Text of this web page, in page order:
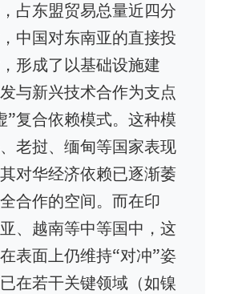
占东盟贸易总量近四分
中国对东南亚的直接投
形成了以基础设施建
与新兴技术合作为支点
”复合依赖模式。这种模
老挝、缅甸等国家表现
对华经济依赖已逐渐萎
合作的空间。而在印
、越南等中等国中，这
表面上仍维持“对冲”姿
在若干关键领域（如镍